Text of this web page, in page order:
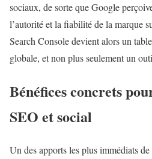
sociaux, de sorte que Google
l’autorité et la fiabilité de la marque
Search Console devient alors un
globale, et non plus seulement un
Bénéfices concrets
SEO et social
Un des apports les plus immédiats